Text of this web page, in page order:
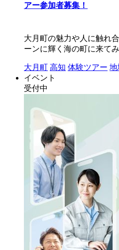
アー参加者募集！
大月町の魅力や人に触れ
ーンに輝く海の町に来て
大月町 高知 体験ツアー 地
イベント
受付中